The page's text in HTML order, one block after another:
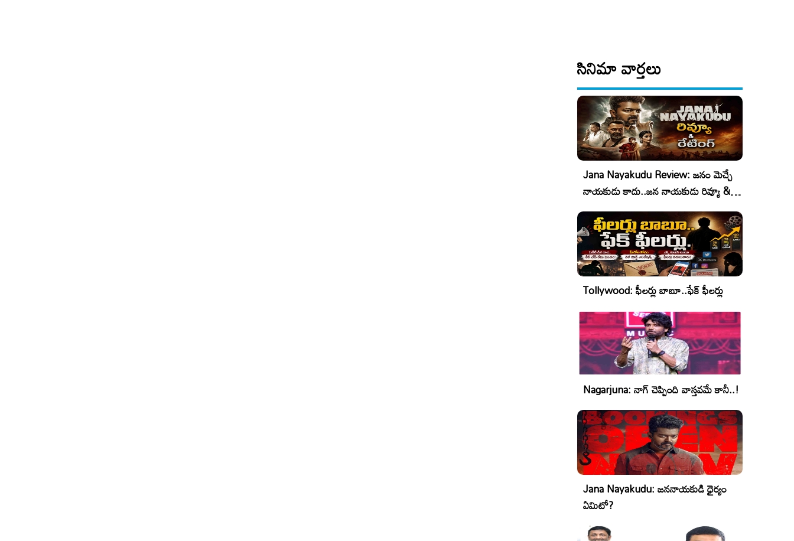
సినిమా వార్తలు
Jana Nayakudu Review: జనం మెచ్చే
నాయకుడు కాదు..జన నాయకుడు రివ్యూ &
రేటింగ్!
Tollywood: ఫీలర్లు బాబూ..ఫేక్ ఫీలర్లు
Nagarjuna: నాగ్ చెప్పింది వాస్తవమే కానీ..!
Jana Nayakudu: జననాయకుడి ధైర్యం
ఏమిటో?